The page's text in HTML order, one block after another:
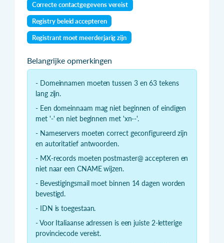
Correcte contactgegevens vereist
Registry beleid accepteren
Registrant moet meerderjarig zijn
Belangrijke opmerkingen
- Domeinnamen moeten tussen 3 en 63 tekens
lang zijn.
- Een domeinnaam mag niet beginnen of eindigen
met '-' en niet beginnen met 'xn--'.
- Nameservers moeten correct geconfigureerd zijn
en autoritatief antwoorden.
- MX-records moeten postmaster@ accepteren en
niet naar een CNAME wijzen.
- Bevestigingsmail moet binnen 14 dagen worden
bevestigd.
- IDN is toegestaan.
- Voor Italiaanse adressen is een juiste 2-letterige
provinciecode vereist.